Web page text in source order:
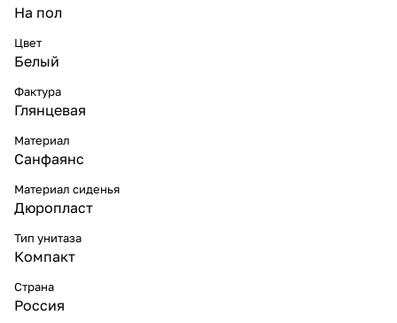
На пол
Цвет
Белый
Фактура
Глянцевая
Материал
Санфаянс
Материал сиденья
Дюропласт
Тип унитаза
Компакт
Страна
Россия